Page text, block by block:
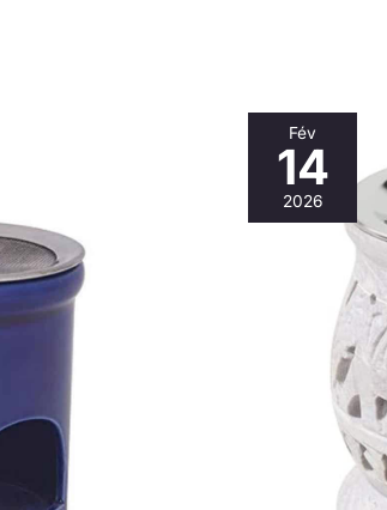
Fév
14
2026
Avis
brûle-
encens
MaMeMi
pierre
ollaire